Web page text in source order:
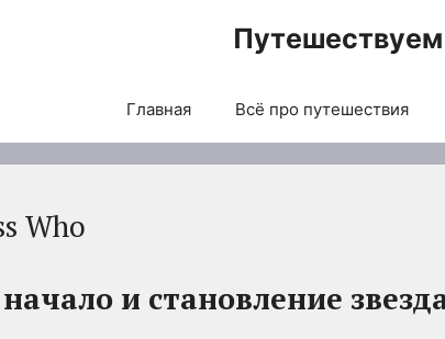
Главная Всё про путешествия
Who
и становление